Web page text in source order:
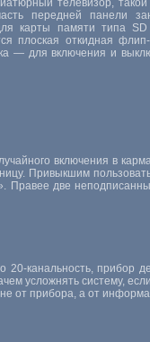
телевизор, такой
передней панели
карты памяти типа
плоская откидная
— для включения и
включения в
Привыкшим
Правее две
20-канальность, прибор
усложнять систему,
от прибора, а от